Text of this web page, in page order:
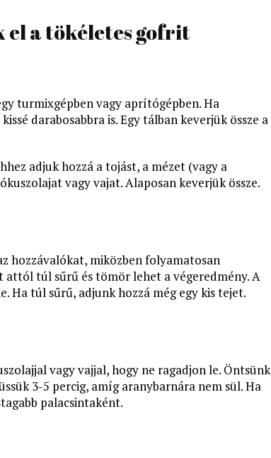
el a tökéletes gofrit
turmixgépben vagy aprítógépben. Ha
darabosabbra is. Egy tálban keverjük össze a
adjuk hozzá a tojást, a mézet (vagy a
vagy vajat. Alaposan keverjük össze.
hozzávalókat, miközben folyamatosan
túl sűrű és tömör lehet a végeredmény. A
Ha túl sűrű, adjunk hozzá még egy kis tejet.
vagy vajjal, hogy ne ragadjon le. Öntsünk
3-5 percig, amíg aranybarnára nem sül. Ha
palacsintaként.